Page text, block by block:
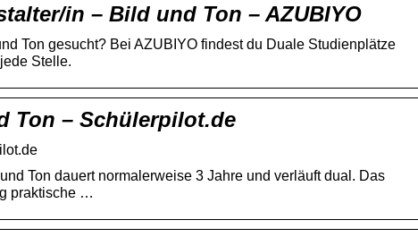
in – Bild und Ton – AZUBIYO
Ton gesucht? Bei AZUBIYO findest du Duale Studienplätze
Stelle.
Ton – Schülerpilot.de
Ton dauert normalerweise 3 Jahre und verläuft dual. Das
praktische …